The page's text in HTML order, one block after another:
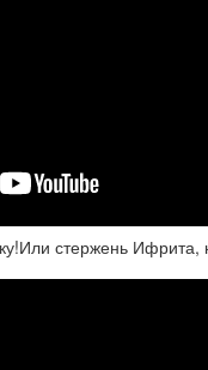
стержень Ифрита,